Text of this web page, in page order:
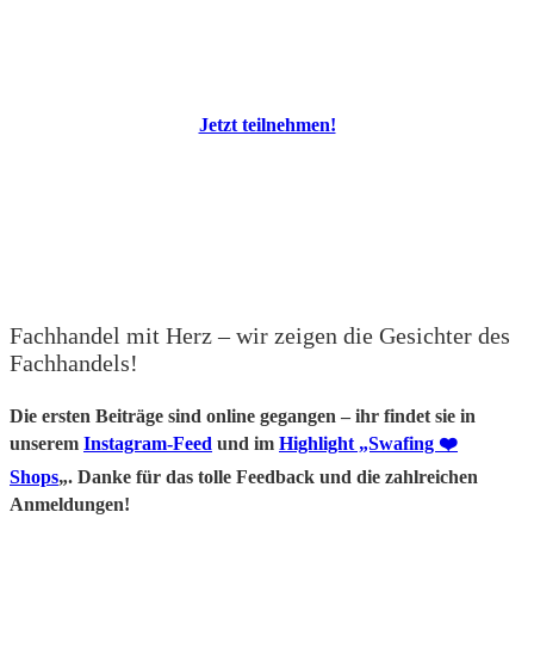
Jetzt teilnehmen!
Fachhandel mit Herz – wir zeigen die Gesichter des
Fachhandels!
Die ersten Beiträge sind online gegangen – ihr findet sie in
unserem Instagram-Feed und im Highlight „Swafing ❤️
Shops„. Danke für das tolle Feedback und die zahlreichen
Anmeldungen!